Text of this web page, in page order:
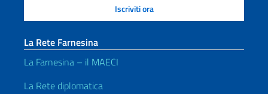
La Rete Farnesina
La Farnesina – il MAECI
La Rete diplomatica